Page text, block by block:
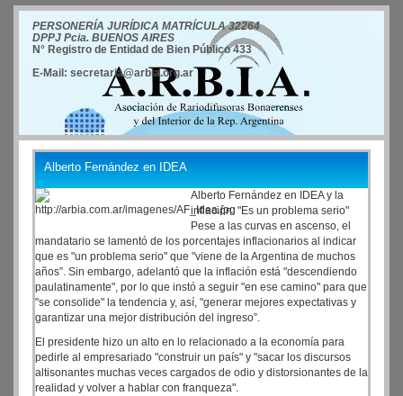
PERSONERÍA JURÍDICA MATRÍCULA 32264
DPPJ Pcia. BUENOS AIRES
N° Registro de Entidad de Bien Público 433
E-Mail: secretaria@arbia.org.ar
Alberto Fernández en IDEA
Alberto Fernández en IDEA y la
inflación: "Es un problema serio"
Pese a las curvas en ascenso, el
mandatario se lamentó de los porcentajes inflacionarios al indicar
que es "un problema serio" que "viene de la Argentina de muchos
años”. Sin embargo, adelantó que la inflación está "descendiendo
paulatinamente", por lo que instó a seguir "en ese camino" para que
"se consolide" la tendencia y, así, "generar mejores expectativas y
garantizar una mejor distribución del ingreso”.
El presidente hizo un alto en lo relacionado a la economía para
pedirle al empresariado "construir un país" y "sacar los discursos
altisonantes muchas veces cargados de odio y distorsionantes de la
realidad y volver a hablar con franqueza".